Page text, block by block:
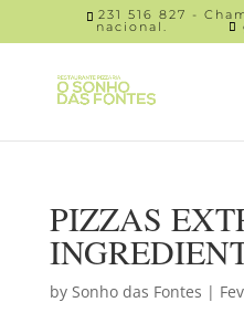
231 516 827 -
nacional.
PIZZAS
by Sonho das Fontes |